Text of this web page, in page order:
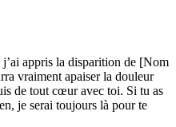
j’ai appris la disparition de [Nom
vraiment apaiser la douleur
de tout cœur avec toi. Si tu as
je serai toujours là pour te